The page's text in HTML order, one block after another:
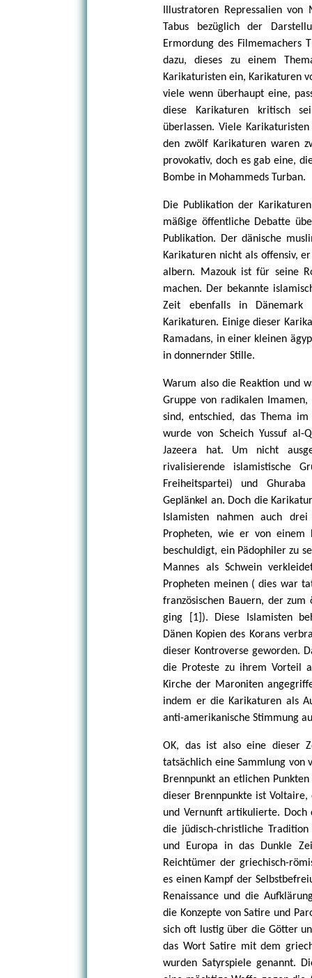
Illustratoren Repressalien
Tabus bezüglich der
Ermordung des Filmemachers
dazu, dieses zu einem
Karikaturisten ein, Karikaturen
viele wenn überhaupt eine,
diese Karikaturen kritisch
überlassen. Viele
den zwölf Karikaturen waren
provokativ, doch es gab eine,
Bombe in Mohammeds Turban.
Die Publikation der
mäßige öffentliche Debatte
Publikation. Der dänische
Karikaturen nicht als offensiv,
albern. Mazouk ist für seine
machen. Der bekannte
Zeit ebenfalls in
Karikaturen. Einige dieser
Ramadans, in einer kleinen
in donnernder Stille.
Warum also die Reaktion und
Gruppe von radikalen
sind, entschied, das Thema
wurde von Scheich Yussuf
Jazeera hat. Um nicht
rivalisierende islamistische
Freiheitspartei) und
Geplänkel an. Doch die
Islamisten nahmen auch
Propheten, wie er von
beschuldigt, ein Pädophiler zu
Mannes als Schwein
Propheten meinen ( dies war
französischen Bauern, der zum
ging [1]). Diese Islamisten
Dänen Kopien des Korans
dieser Kontroverse geworden.
die Proteste zu ihrem Vorteil
Kirche der Maroniten
indem er die Karikaturen als
anti-amerikanische Stimmung
OK, das ist also eine dieser
tatsächlich eine Sammlung von
Brennpunkt an etlichen
dieser Brennpunkte ist
und Vernunft artikulierte.
die jüdisch-christliche
und Europa in das Dunkle
Reichtümer der griechisch-
es einen Kampf der
Renaissance und die
die Konzepte von Satire und
sich oft lustig über die Götter
das Wort Satire mit dem
wurden Satyrspiele genannt.